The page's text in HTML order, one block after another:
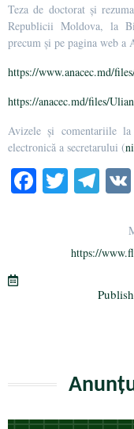
Teza de doctorat și
Republicii Moldova, la
precum și pe pagina web a
https://www.anacec.md/
https://anacec.md/files/
Avizele și comentariile
electronică a secretarului (
Fa T
r
Te
a
m
https://